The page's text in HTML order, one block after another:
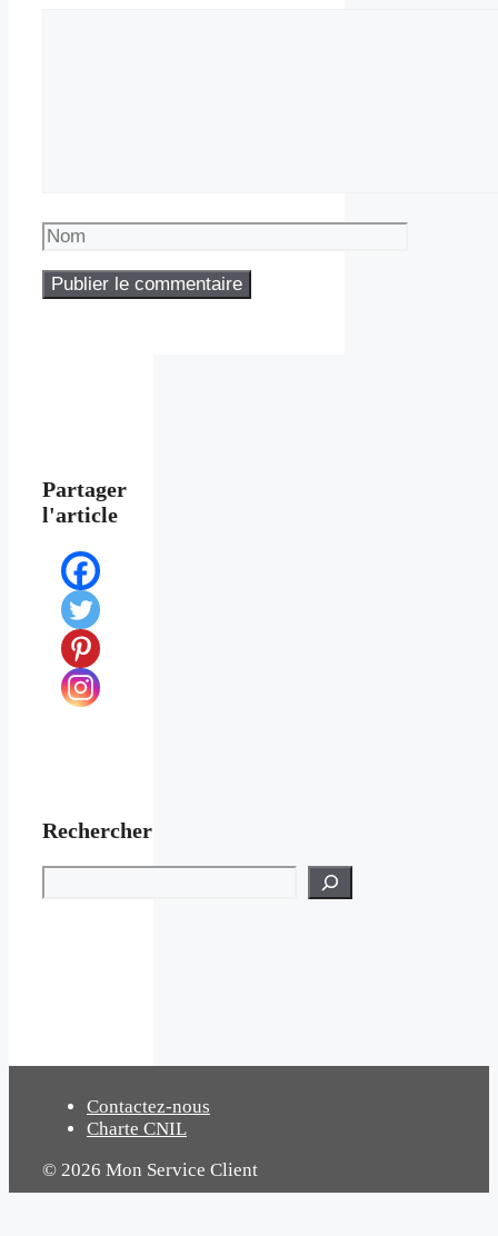
Nom
Partager
l'article
Rechercher
Rechercher
Contactez-nous
Charte CNIL
© 2026 Mon Service Client